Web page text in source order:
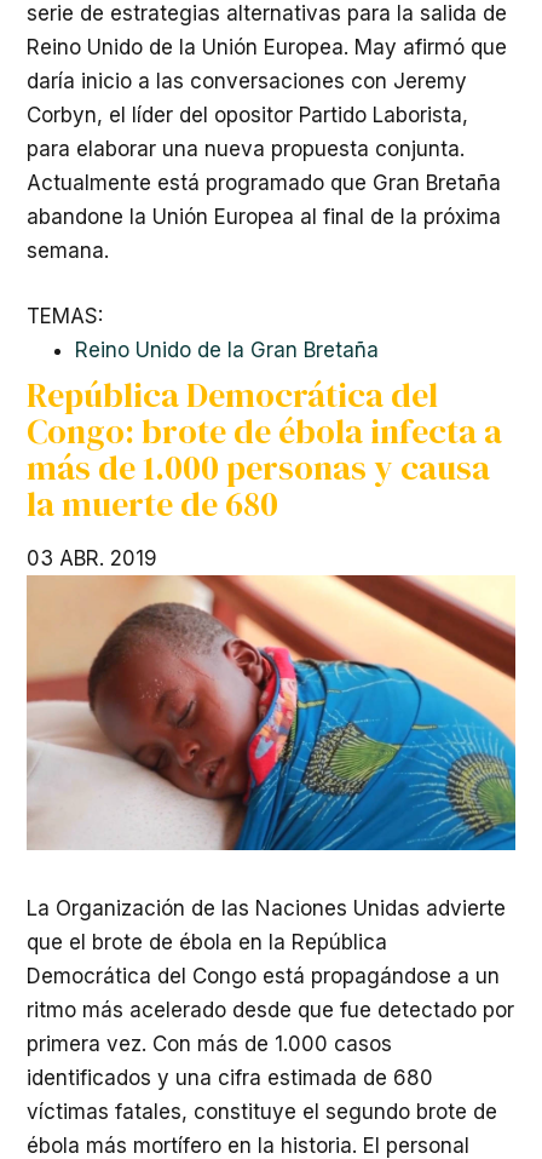
serie de estrategias alternativas para la salida de
Reino Unido de la Unión Europea. May afirmó que
daría inicio a las conversaciones con Jeremy
Corbyn, el líder del opositor Partido Laborista,
para elaborar una nueva propuesta conjunta.
Actualmente está programado que Gran Bretaña
abandone la Unión Europea al final de la próxima
semana.
TEMAS:
Reino Unido de la Gran Bretaña
República Democrática del
Congo: brote de ébola infecta a
más de 1.000 personas y causa
la muerte de 680
03 ABR. 2019
La Organización de las Naciones Unidas advierte
que el brote de ébola en la República
Democrática del Congo está propagándose a un
ritmo más acelerado desde que fue detectado por
primera vez. Con más de 1.000 casos
identificados y una cifra estimada de 680
víctimas fatales, constituye el segundo brote de
ébola más mortífero en la historia. El personal